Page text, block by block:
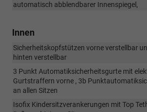
automatisch abblendbarer Innenspiegel,
Innen
Sicherheitskopfstützen vorne verstellbar
hinten verstellbar
3 Punkt Automatiksicherheitsgurte mit
Gurtstraffern vorne , 3b
an allen Sitzen
Isofix Kindersitzverankerungen mit Top